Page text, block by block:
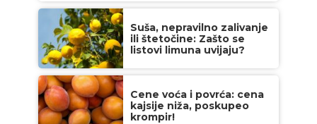
Suša, nepravilno zalivanje
ili štetočine: Zašto se
listovi limuna uvijaju?
Cene voća i povrća: cena
kajsije niža, poskupeo
krompir!